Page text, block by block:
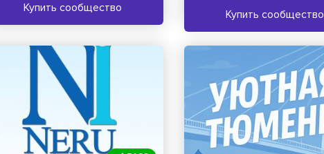
Купить сообщество Купить сообщество